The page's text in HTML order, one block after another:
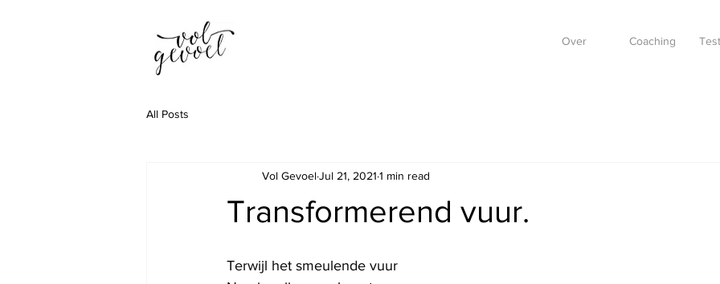
Over Coaching
All Posts
Transformerend vuur.
Vol GevoelJul 21, 2021 1 min read
Terwijl het smeulende vuur